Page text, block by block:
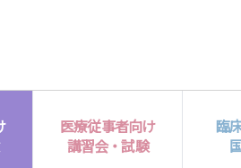
医療従事者向け
講習会・試験
臨